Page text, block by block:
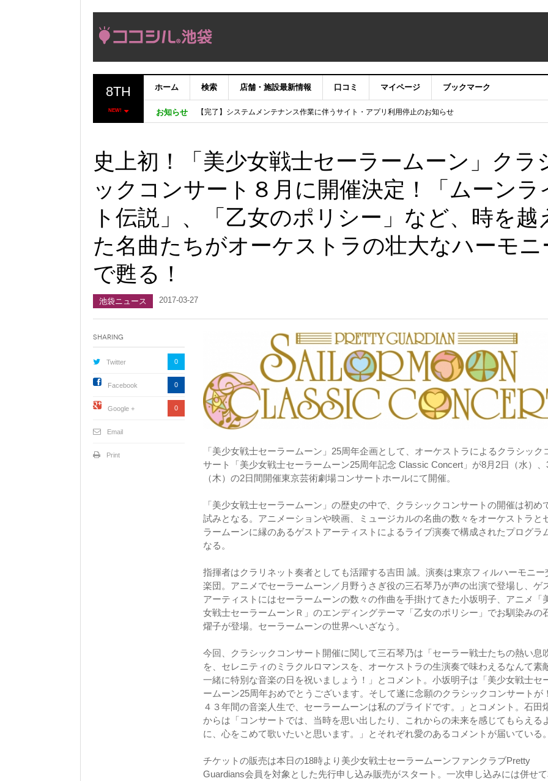
8TH
NEW!
ホーム 検索 店舗・施設最新情報 口コミ マイページ ブックマーク
お知らせ
【完了】システムメンテナンス作業に伴うサイト・アプリ利用停止のお知らせ
【重要：9月5日（火）22時】ココシル：アカウントサービス移行のお知らせ
「いま、困っている店舗の皆様を応援させていただきたい！」
史上初！「美少女戦士セーラームーン」クラ
ックコンサート８月に開催決定！「ムーンラ
ト伝説」、「乙女のポリシー」など、時を越
た名曲たちがオーケストラの壮大なハーモニ
で甦る！
池袋ニュース 2017-03-27
「美少女戦士セーラームーン」25周年企画として、オーケストラによるクラシック
サート「美少女戦士セーラームーン25周年記念 Classic Concert」が8月2日（水）、
（木）の2日間開催東京芸術劇場コンサートホールにて開催。
「美少女戦士セーラームーン」の歴史の中で、クラシックコンサートの開催は初め
試みとなる。アニメーションや映画、ミュージカルの名曲の数々をオーケストラと
ラームーンに縁のあるゲストアーティストによるライブ演奏で構成されたプログラ
なる。
指揮者はクラリネット奏者としても活躍する吉田 誠。演奏は東京フィルハーモニー
楽団。アニメでセーラームーン／月野うさぎ役の三石琴乃が声の出演で登場し、ゲ
アーティストにはセーラームーンの数々の作曲を手掛けてきた小坂明子、アニメ「
女戦士セーラームーンＲ」のエンディングテーマ「乙女のポリシー」でお馴染みの
燿子が登場。セーラームーンの世界へいざなう。
今回、クラシックコンサート開催に関して三石琴乃は「セーラー戦士たちの熱い息
を、セレニティのミラクルロマンスを、オーケストラの生演奏で味わえるなんて素
一緒に特別な音楽の日を祝いましょう！」とコメント。小坂明子は「美少女戦士セ
ームーン25周年おめでとうございます。そして遂に念願のクラシックコンサートが
４３年間の音楽人生で、セーラームーンは私のプライドです。」とコメント。石田
からは「コンサートでは、当時を思い出したり、これからの未来を感じてもらえる
に、心をこめて歌いたいと思います。」とそれぞれ愛のあるコメントが届いている。
チケットの販売は本日の18時より美少女戦士セーラームーンファンクラブPretty
Guardians会員を対象とした先行申し込み販売がスタート。一次申し込みには併せ
Sharing
Twitter 0
Facebook 0
Google + 0
Email
Print